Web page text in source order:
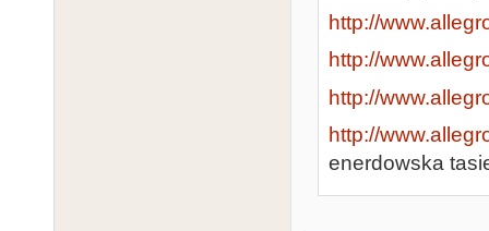
http://
http://
http://
http://
enerdowska